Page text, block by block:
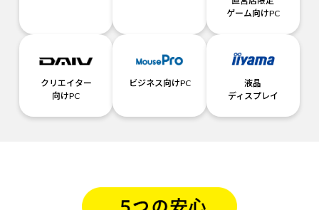
ゲーム向けPC
クリエイター
向けPC
ビジネス向けPC
液晶
ディスプレイ